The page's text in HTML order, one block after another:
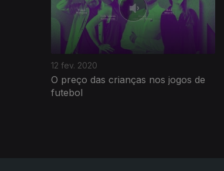
12 fev. 2020
O preço das crianças nos jogos de
futebol